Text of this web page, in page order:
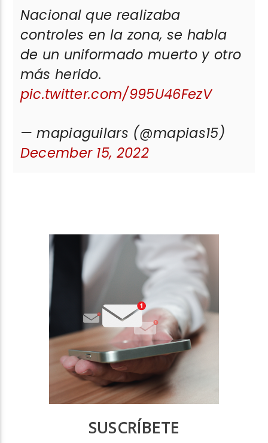
Nacional que realizaba
controles en la zona, se habla
de un uniformado muerto y otro
más herido.
pic.twitter.com/995U46FezV
— mapiaguilars (@mapias15)
December 15, 2022
SUSCRÍBETE